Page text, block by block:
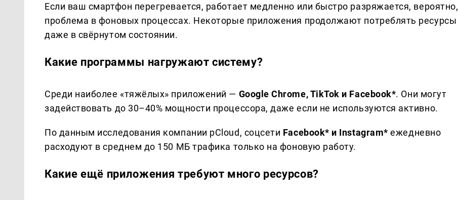
Если ваш смартфон перегревается, работает медленно или быстро разряжается, вероятно,
проблема в фоновых процессах. Некоторые приложения продолжают потреблять ресурсы
даже в свёрнутом состоянии.
Какие программы нагружают систему?
Среди наиболее «тяжёлых» приложений — Google Chrome, TikTok и Facebook*. Они могут
задействовать до 30–40% мощности процессора, даже если не используются активно.
По данным исследования компании pCloud, соцсети Facebook* и Instagram* ежедневно
расходуют в среднем до 150 МБ трафика только на фоновую работу.
Какие ещё приложения требуют много ресурсов?